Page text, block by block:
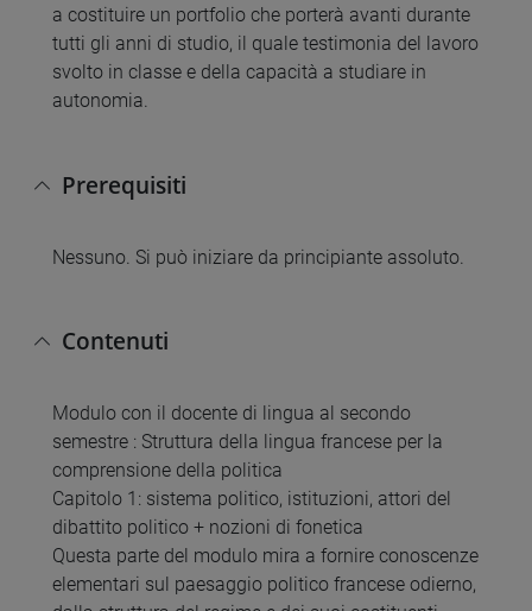
a costituire un portfolio che porterà avanti durante
tutti gli anni di studio, il quale testimonia del lavoro
svolto in classe e della capacità a studiare in
autonomia.
Prerequisiti
Nessuno. Si può iniziare da principiante assoluto.
Contenuti
Modulo con il docente di lingua al secondo
semestre : Struttura della lingua francese per la
comprensione della politica
Capitolo 1: sistema politico, istituzioni, attori del
dibattito politico + nozioni di fonetica
Questa parte del modulo mira a fornire conoscenze
elementari sul paesaggio politico francese odierno,